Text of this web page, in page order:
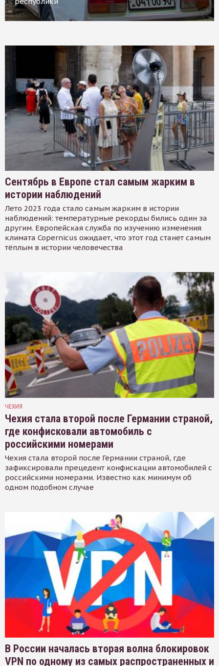
Сентябрь в Европе стал самым жарким в
истории наблюдений
Лето 2023 года стало самым жарким в истории
наблюдений: температурные рекорды бились один за
другим. Европейская служба по изучению изменения
климата Copernicus ожидает, что этот год станет самым
тёплым в истории человечества
ЧЕХИЯ
Чехия стала второй после Германии страной,
где конфисковали автомобиль с
российскими номерами
Чехия стала второй после Германии страной, где
зафиксировали прецедент конфискации автомобилей с
российскими номерами. Известно как минимум об
одном подобном случае
В России началась вторая волна блокировок
VPN по одному из самых распространенных и